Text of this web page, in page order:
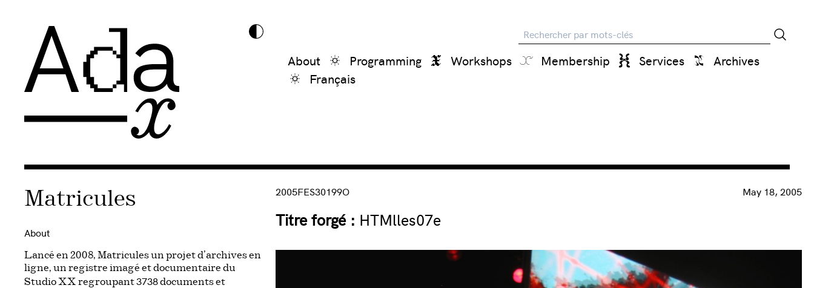
Recherche
About Programming Workshops Membership Services
Archives
Français
Matricules
About
Lancé en 2008, Matricules un projet d’archives en
ligne, un registre imagé et documentaire du
Studio XX regroupant3738documents et
2005FES30199O May 18, 2005
Titre forgé : HTMlles07e